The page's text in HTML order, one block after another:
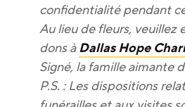
confidentialité pendant
Au lieu de fleurs, veuillez
dons àDallas Hope
Signé, la famille aimante
P.S. : Les dispositions